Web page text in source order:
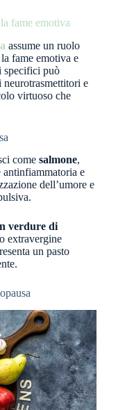
fame emotiva
assume un ruolo
fame emotiva e
specifici può
e
virtuoso che
come salmone,
antinfiammatoria e
dell’umore e
verdure di
extravergine
un pasto